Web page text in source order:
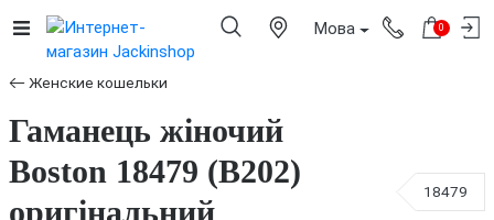
Мова 0
Женские кошельки
Гаманець жіночий
Boston 18479 (B202)
оригінальний
18479